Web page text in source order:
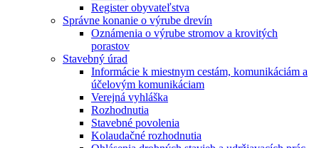
Register obyvateľstva
Správne konanie o výrube drevín
Oznámenia o výrube stromov a krovitých
porastov
Stavebný úrad
Informácie k miestnym cestám, komunikáciám a
účelovým komunikáciam
Verejná vyhláška
Rozhodnutia
Stavebné povolenia
Kolaudačné rozhodnutia